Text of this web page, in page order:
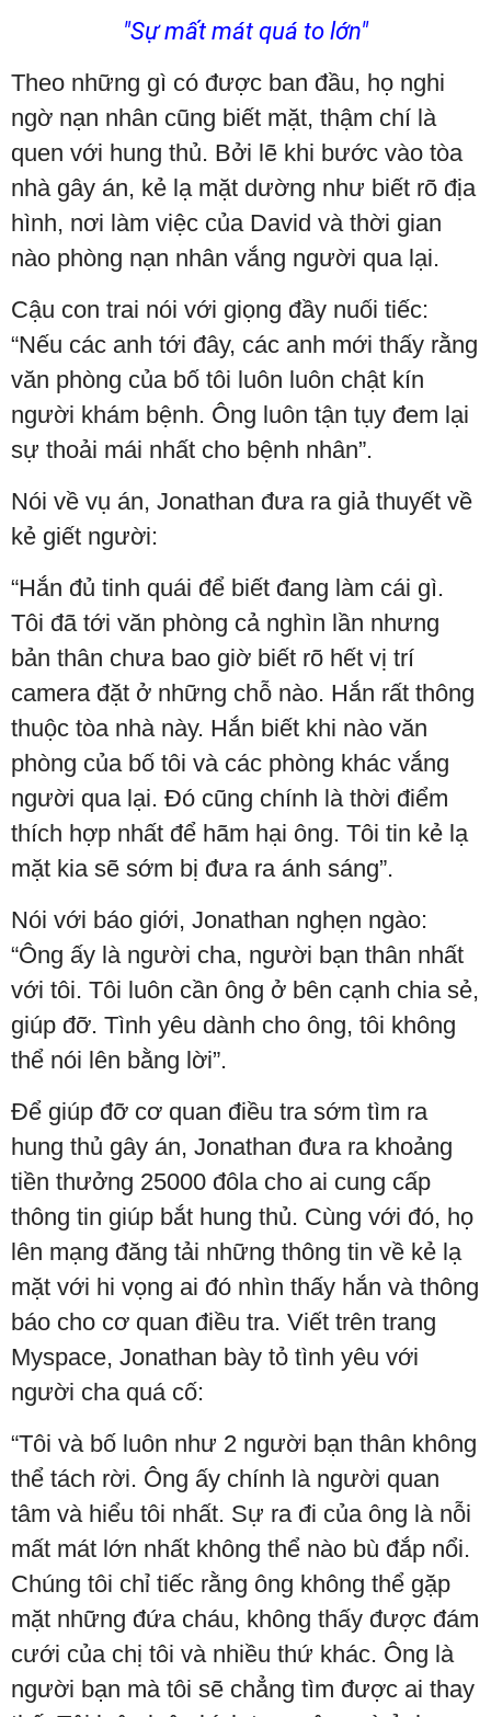
"Sự mất mát quá to lớn"
Theo những gì có được ban đầu, họ nghi
ngờ nạn nhân cũng biết mặt, thậm chí là
quen với hung thủ. Bởi lẽ khi bước vào tòa
nhà gây án, kẻ lạ mặt dường như biết rõ địa
hình, nơi làm việc của David và thời gian
nào phòng nạn nhân vắng người qua lại.
Cậu con trai nói với giọng đầy nuối tiếc:
“Nếu các anh tới đây, các anh mới thấy rằng
văn phòng của bố tôi luôn luôn chật kín
người khám bệnh. Ông luôn tận tụy đem lại
sự thoải mái nhất cho bệnh nhân”.
Nói về vụ án, Jonathan đưa ra giả thuyết về
kẻ giết người:
“Hắn đủ tinh quái để biết đang làm cái gì.
Tôi đã tới văn phòng cả nghìn lần nhưng
bản thân chưa bao giờ biết rõ hết vị trí
camera đặt ở những chỗ nào. Hắn rất thông
thuộc tòa nhà này. Hắn biết khi nào văn
phòng của bố tôi và các phòng khác vắng
người qua lại. Đó cũng chính là thời điểm
thích hợp nhất để hãm hại ông. Tôi tin kẻ lạ
mặt kia sẽ sớm bị đưa ra ánh sáng”.
Nói với báo giới, Jonathan nghẹn ngào:
“Ông ấy là người cha, người bạn thân nhất
với tôi. Tôi luôn cần ông ở bên cạnh chia sẻ,
giúp đỡ. Tình yêu dành cho ông, tôi không
thể nói lên bằng lời”.
Để giúp đỡ cơ quan điều tra sớm tìm ra
hung thủ gây án, Jonathan đưa ra khoảng
tiền thưởng 25000 đôla cho ai cung cấp
thông tin giúp bắt hung thủ. Cùng với đó, họ
lên mạng đăng tải những thông tin về kẻ lạ
mặt với hi vọng ai đó nhìn thấy hắn và thông
báo cho cơ quan điều tra. Viết trên trang
Myspace, Jonathan bày tỏ tình yêu với
người cha quá cố:
“Tôi và bố luôn như 2 người bạn thân không
thể tách rời. Ông ấy chính là người quan
tâm và hiểu tôi nhất. Sự ra đi của ông là nỗi
mất mát lớn nhất không thể nào bù đắp nổi.
Chúng tôi chỉ tiếc rằng ông không thể gặp
mặt những đứa cháu, không thấy được đám
cưới của chị tôi và nhiều thứ khác. Ông là
người bạn mà tôi sẽ chẳng tìm được ai thay